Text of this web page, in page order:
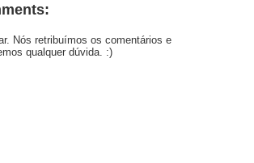
Nós retribuímos os comentários e
qualquer dúvida. :)